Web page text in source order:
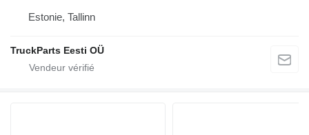
Estonie, Tallinn
TruckParts Eesti OÜ